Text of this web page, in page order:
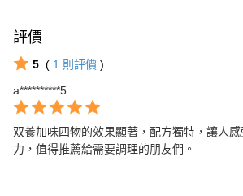
評價
5 ( 1 則評價 )
a**********5
双養加味四物的效果顯著，配方獨特，讓人
力，值得推薦給需要調理的朋友們。